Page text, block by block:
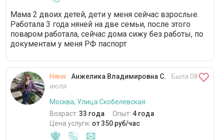
Мама 2 двоих детей, дети у меня сейчас взрослые.
Работала 3 года няней на две семьи, после этого
поваром работала, сейчас дома сижу без работы, по
документам у меня РФ паспорт
Няня Анжелика Владимировна С.
Была 08
июля
Москва, Улица Скобелевская
Возраст: 33 года Опыт: 4 года
Цена услуги: от 350 руб/час